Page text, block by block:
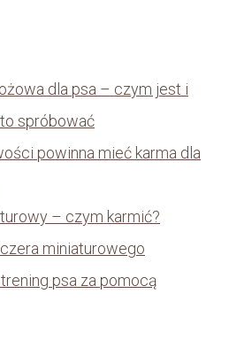
dla psa – czym jest i
spróbować
powinna mieć karma dla
– czym karmić?
miniaturowego
psa za pomocą